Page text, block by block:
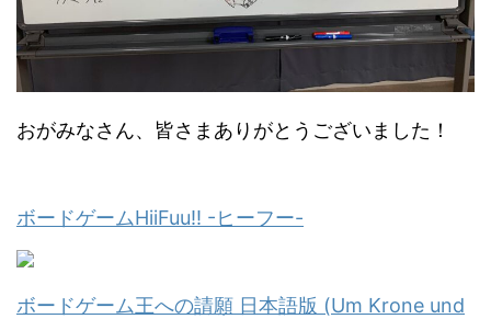
おがみなさん、皆さまありがとうございました！
ボードゲームHiiFuu!! -ヒーフー-
ボードゲーム王への請願 日本語版 (Um Krone und